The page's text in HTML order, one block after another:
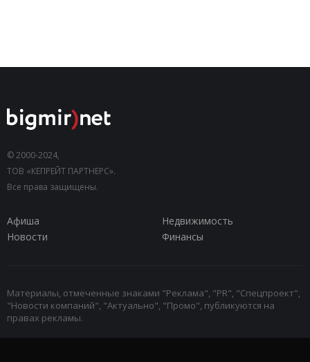
© 2000-2024,
ТОВ «КЕПРЕЙТ ПАРТНЕРС».
Все права защищены.
Афиша
Недвижимость
Новости
Финансы
Материалы, отмеченные знаками "Реклама", "PR", "Спецпроект",
"Новости компаний", "Актуально", "Промо", публикуются на
правах рекламы.